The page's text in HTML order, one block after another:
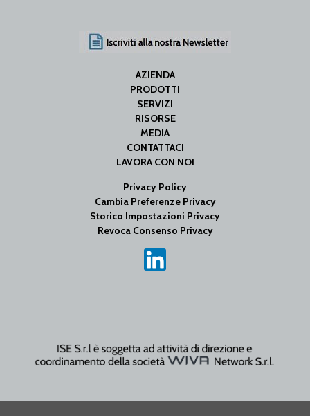
AZIENDA
PRODOTTI
SERVIZI
RISORSE
MEDIA
CONTATTACI
LAVORA CON NOI
Privacy Policy
Cambia Preferenze Privacy
Storico Impostazioni Privacy
Revoca Consenso Privacy